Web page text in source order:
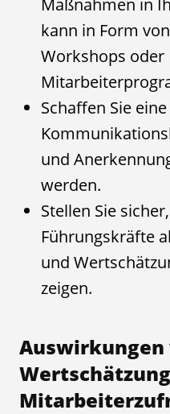
Maßnahmen in
kann in Form
Workshops oder
Schaffen Sie
und
werden.
Stellen Sie
Führungskräfte
und
zeigen.
Auswirkungen